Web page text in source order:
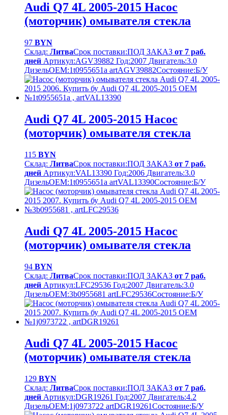
Audi Q7 4L 2005-2015 Насос
(моторчик) омывателя стекла
97 BYN
Склад: ЛитваСрок поставки:ПОД ЗАКАЗ от 7 раб.
дней Артикул:AGV39882 Год:2007 Двигатель:3.0
ДизельOEM:1t0955651a artAGV39882Cостояние:Б/У
Audi Q7 4L 2005-2015 Насос
(моторчик) омывателя стекла
115 BYN
Склад: ЛитваСрок поставки:ПОД ЗАКАЗ от 7 раб.
дней Артикул:VAL13390 Год:2006 Двигатель:3.0
ДизельOEM:1t0955651a artVAL13390Cостояние:Б/У
Audi Q7 4L 2005-2015 Насос
(моторчик) омывателя стекла
94 BYN
Склад: ЛитваСрок поставки:ПОД ЗАКАЗ от 7 раб.
дней Артикул:LFC29536 Год:2007 Двигатель:3.0
ДизельOEM:3b0955681 artLFC29536Cостояние:Б/У
Audi Q7 4L 2005-2015 Насос
(моторчик) омывателя стекла
129 BYN
Склад: ЛитваСрок поставки:ПОД ЗАКАЗ от 7 раб.
дней Артикул:DGR19261 Год:2007 Двигатель:4.2
ДизельOEM:1j0973722 artDGR19261Cостояние:Б/У